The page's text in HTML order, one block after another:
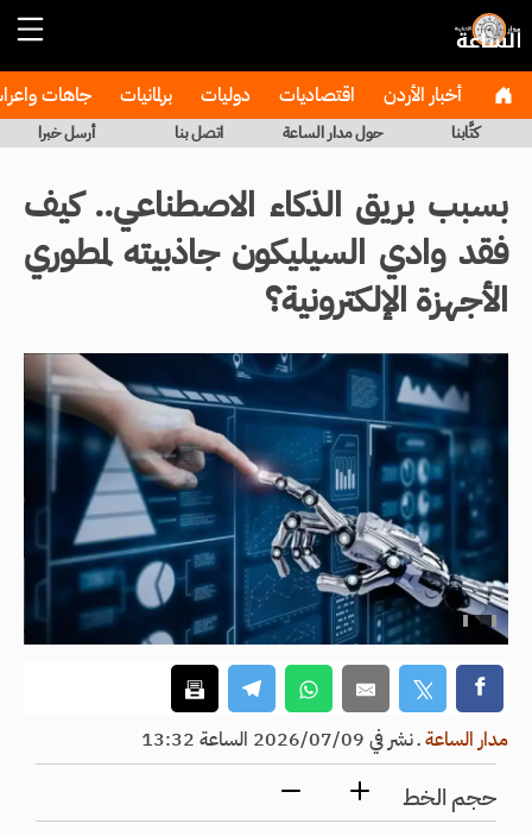
أخبار الأردن اقتصاديات دوليات برلمانيات جاهات
كتَّابنا حول مدار الساعة اتصل بنا أرسل خبرا
بسبب بريق الذكاء الاصطناعي.. كيف
فقد وادي السيليكون جاذبيته لمطوري
الأجهزة الإلكترونية؟
مدار الساعةـنشر في 2026/07/09 الساعة 13:32
حجم الخط